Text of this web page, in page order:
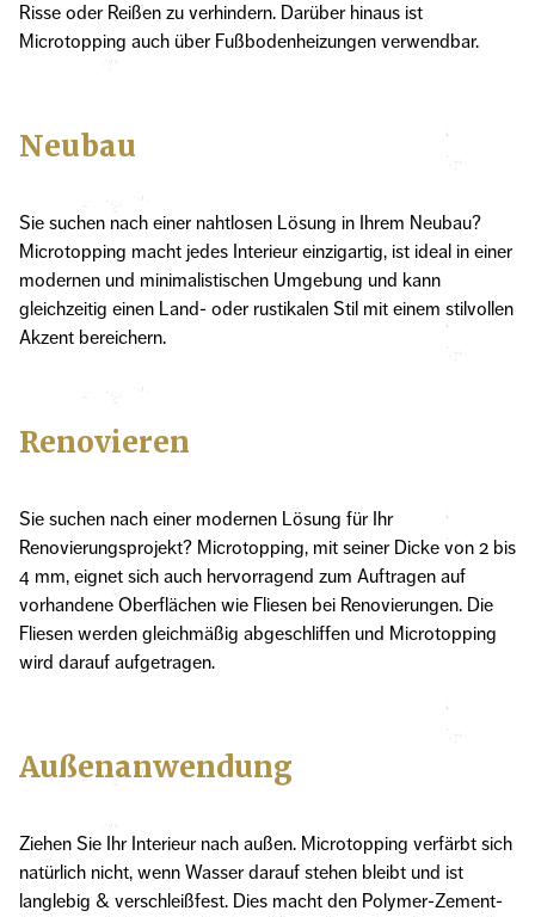
Risse oder Reißen zu verhindern. Darüber hinaus ist
Microtopping auch über Fußbodenheizungen verwendbar.
Neubau
Sie suchen nach einer nahtlosen Lösung in Ihrem Neubau?
Microtopping macht jedes Interieur einzigartig, ist ideal in einer
modernen und minimalistischen Umgebung und kann
gleichzeitig einen Land- oder rustikalen Stil mit einem stilvollen
Akzent bereichern.
Renovieren
Sie suchen nach einer modernen Lösung für Ihr
Renovierungsprojekt? Microtopping, mit seiner Dicke von 2 bis
4 mm, eignet sich auch hervorragend zum Auftragen auf
vorhandene Oberflächen wie Fliesen bei Renovierungen. Die
Fliesen werden gleichmäßig abgeschliffen und Microtopping
wird darauf aufgetragen.
Außenanwendung
Ziehen Sie Ihr Interieur nach außen. Microtopping verfärbt sich
natürlich nicht, wenn Wasser darauf stehen bleibt und ist
langlebig & verschleißfest. Dies macht den Polymer-Zement-